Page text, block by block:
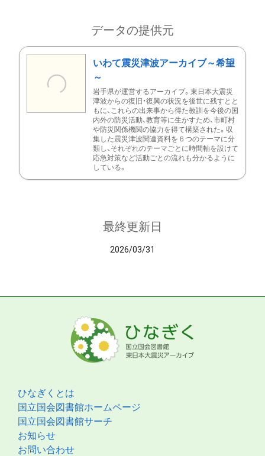
データの提供元
いわて震災津波アーカイブ～希望
～
岩手県が運営するアーカイブ。東日本大震災
津波からの復旧・復興の状況を後世に残すとと
もに、これらの出来事から得た教訓を今後の国
内外の防災活動、教育等に生かすため、市町村
や防災関係機関の協力を得て構築された。収
集した震災津波関連資料を６つのテーマに分
類し、それぞれのテーマごとに時間軸を設けて
応急対策など活動ごとの流れも分かるように
している。
最終更新日
2026/03/31
ひなぎくとは
国立国会図書館ホームページ
国立国会図書館サーチ
お知らせ
お問い合わせ